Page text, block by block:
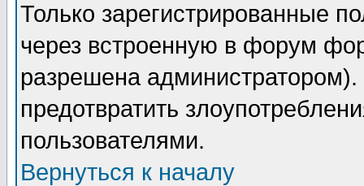
Только зарегистрированные
через встроенную в форум
разрешена
предотвратить
пользователями.
Вернуться к началу